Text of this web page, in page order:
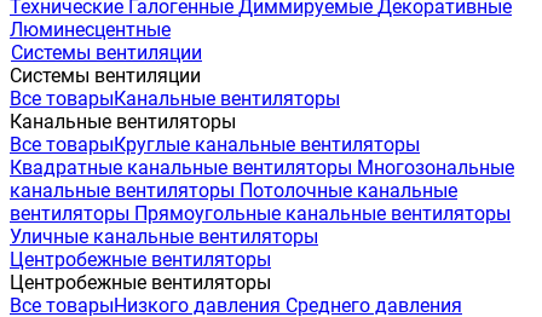
Технические Галогенные Диммируемые Декоративные
Люминесцентные
Системы вентиляции
Системы вентиляции
Все товарыКанальные вентиляторы
Канальные вентиляторы
Все товарыКруглые канальные вентиляторы
Квадратные канальные вентиляторы Многозональные
канальные вентиляторы Потолочные канальные
вентиляторы Прямоугольные канальные вентиляторы
Уличные канальные вентиляторы
Центробежные вентиляторы
Центробежные вентиляторы
Все товарыНизкого давления Среднего давления